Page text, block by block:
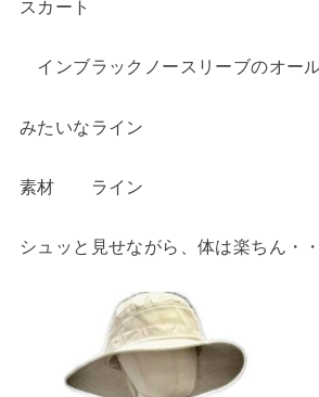
スカート
インブラックノースリーブのオー
みたいなライン
素材 ライン
シュッと見せながら、体は楽ちん・